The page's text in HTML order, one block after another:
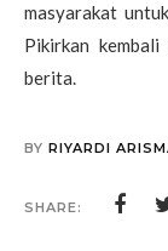
masyarakat
Pikirkan
berita.
BY RIYARDI
SHARE: